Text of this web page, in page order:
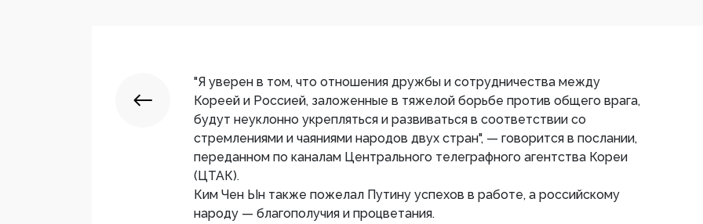
"Я уверен в том, что отношения дружбы и сотрудничества между
Кореей и Россией, заложенные в тяжелой борьбе против общего врага,
будут неуклонно укрепляться и развиваться в соответствии со
стремлениями и чаяниями народов двух стран", — говорится в послании,
переданном по каналам Центрального телеграфного агентства Кореи
(ЦТАК).
Ким Чен Ын также пожелал Путину успехов в работе, а российскому
народу — благополучия и процветания.